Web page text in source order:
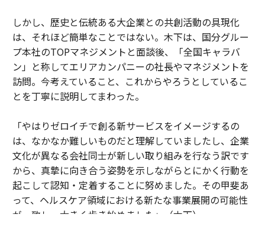
しかし、歴史と伝統ある大企業との共創活動の具現化
は、それほど簡単なことではない。木下は、国分グルー
プ本社のTOPマネジメントと面談後、「全国キャラバ
ン」と称してエリアカンパニーの社長やマネジメントを
訪問。今考えていること、これからやろうとしているこ
とを丁寧に説明してまわった。
「やはりゼロイチで創る新サービスをイメージするの
は、なかなか難しいものだと理解していましたし、企業
文化が異なる会社同士が新しい取り組みを行なう訳です
から、真摯に向き合う姿勢を示しながらとにかく行動を
起こして認知・定着することに努めました。その甲斐あ
って、ヘルスケア領域における新たな事業展開の可能性
が一致し、大きく歩き始めました」（木下）